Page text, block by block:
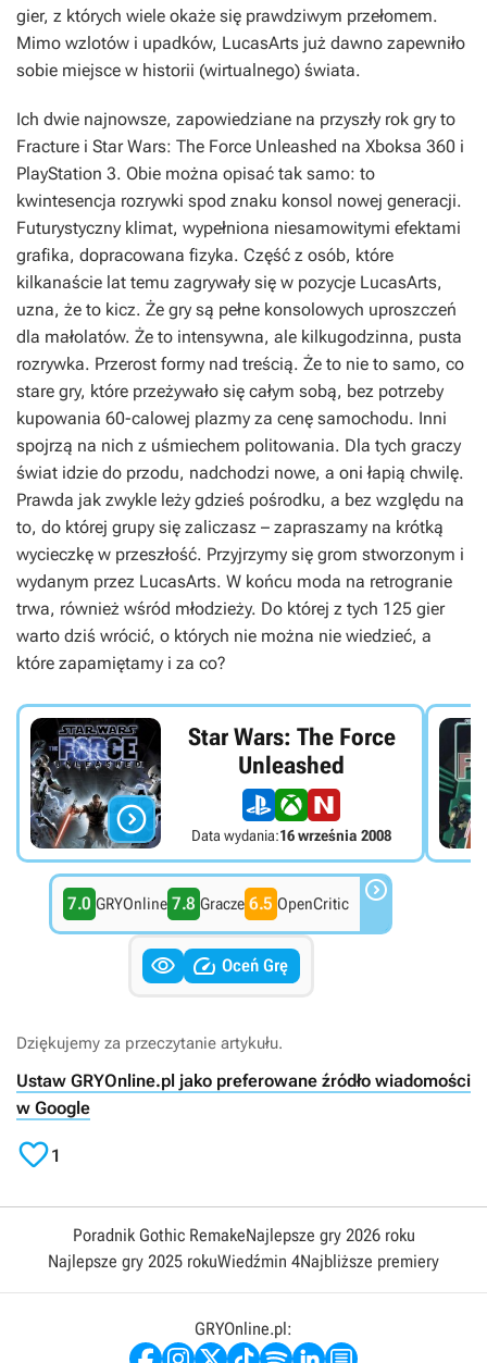
gier, z których wiele okaże się prawdziwym przełomem.
Mimo wzlotów i upadków, LucasArts już dawno zapewniło
sobie miejsce w historii (wirtualnego) świata.
Ich dwie najnowsze, zapowiedziane na przyszły rok gry to
Fracture i Star Wars: The Force Unleashed na Xboksa 360 i
PlayStation 3. Obie można opisać tak samo: to
kwintesencja rozrywki spod znaku konsol nowej generacji.
Futurystyczny klimat, wypełniona niesamowitymi efektami
grafika, dopracowana fizyka. Część z osób, które
kilkanaście lat temu zagrywały się w pozycje LucasArts,
uzna, że to kicz. Że gry są pełne konsolowych uproszczeń
dla małolatów. Że to intensywna, ale kilkugodzinna, pusta
rozrywka. Przerost formy nad treścią. Że to nie to samo, co
stare gry, które przeżywało się całym sobą, bez potrzeby
kupowania 60-calowej plazmy za cenę samochodu. Inni
spojrzą na nich z uśmiechem politowania. Dla tych graczy
świat idzie do przodu, nadchodzi nowe, a oni łapią chwilę.
Prawda jak zwykle leży gdzieś pośrodku, a bez względu na
to, do której grupy się zaliczasz – zapraszamy na krótką
wycieczkę w przeszłość. Przyjrzymy się grom stworzonym i
wydanym przez LucasArts. W końcu moda na retrogranie
trwa, również wśród młodzieży. Do której z tych 125 gier
warto dziś wrócić, o których nie można nie wiedzieć, a
które zapamiętamy i za co?

Star Wars: The Force
Unleashed
Data wydania:16 września 2008
7.0 GRYOnline 7.8 Gracze 6.5 OpenCritic 
  Oceń Grę
Dziękujemy za przeczytanie artykułu.
Ustaw GRYOnline.pl jako preferowane źródło wiadomości
w Google
1
Poradnik Gothic RemakeNajlepsze gry 2026 roku
Najlepsze gry 2025 rokuWiedźmin 4Najbliższe premiery
GRYOnline.pl: